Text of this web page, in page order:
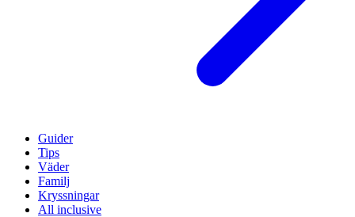
Guider
Tips
Väder
Familj
Kryssningar
All inclusive